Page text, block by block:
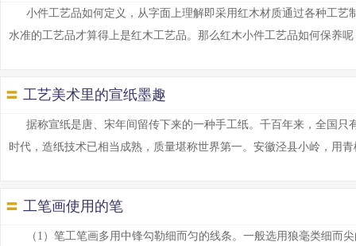
小件工艺品如何定义，从字面上理解即采用红木材质通过各种工
水准的工艺品才算得上是红木工艺品。那么红木小件工艺品如何保养
〓 工艺美术里的宣纸墨趣
据称宣纸是唐、宋年间留传下来的一种手工纸。千百年来，全国
时代，造纸技术已相当成熟，质量堪称世界第一。安徽泾县小岭，用
〓 工笔画使用的笔
（1）笔工笔画多用中锋勾勒细而匀的线条。一般选用狼毫类细